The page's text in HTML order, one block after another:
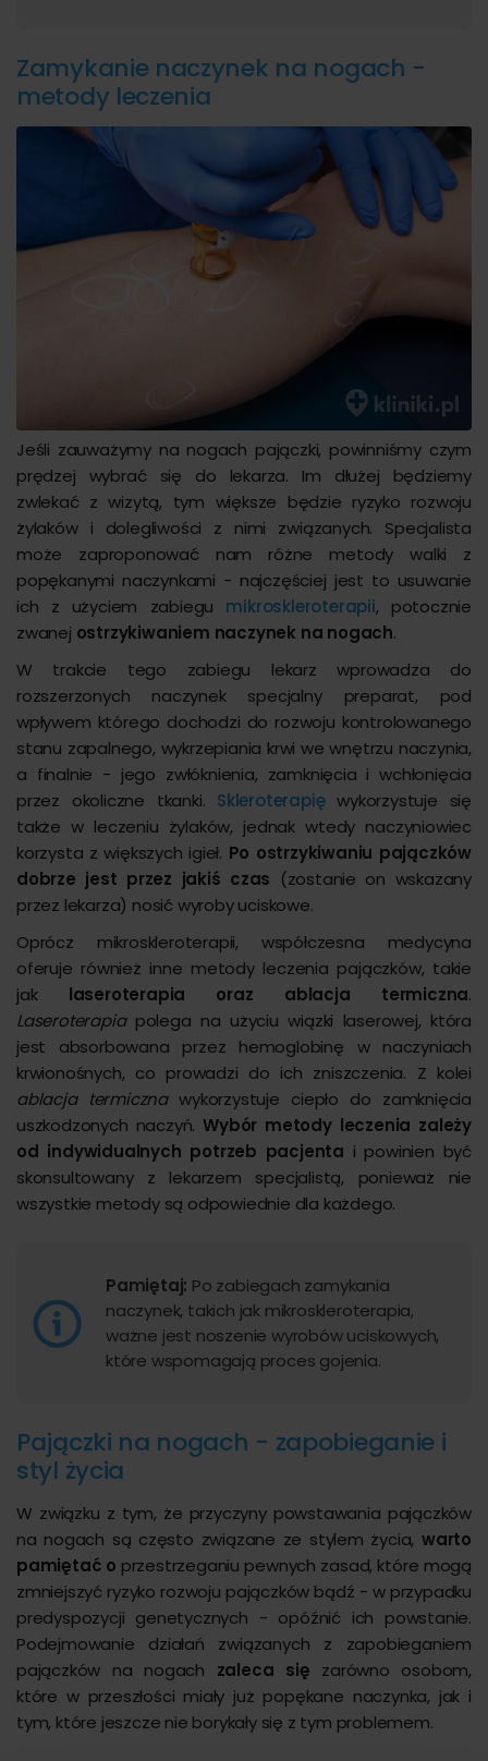
Zamykanie naczynek na nogach -
metody leczenia
Jeśli zauważymy na nogach pajączki, powinniśmy czym
prędzej wybrać się do lekarza. Im dłużej będziemy
zwlekać z wizytą, tym większe będzie ryzyko rozwoju
żylaków i dolegliwości z nimi związanych. Specjalista
może zaproponować nam różne metody walki z
popękanymi naczynkami - najczęściej jest to usuwanie
ich z użyciem zabiegu mikroskleroterapii, potocznie
zwanej ostrzykiwaniem naczynek na nogach.
W trakcie tego zabiegu lekarz wprowadza do
rozszerzonych naczynek specjalny preparat, pod
wpływem którego dochodzi do rozwoju kontrolowanego
stanu zapalnego, wykrzepiania krwi we wnętrzu naczynia,
a finalnie - jego zwłóknienia, zamknięcia i wchłonięcia
przez okoliczne tkanki. Skleroterapięwykorzystuje się
także w leczeniu żylaków, jednak wtedy naczyniowiec
korzysta z większych igieł. Po ostrzykiwaniu pajączków
dobrze jest przez jakiś czas (zostanie on wskazany
przez lekarza) nosić wyroby uciskowe.
Oprócz mikroskleroterapii, współczesna medycyna
oferuje również inne metody leczenia pajączków, takie
jak laseroterapia oraz ablacja termiczna.
Laseroterapiapolega na użyciu wiązki laserowej, która
jest absorbowana przez hemoglobinę w naczyniach
krwionośnych, co prowadzi do ich zniszczenia. Z kolei
ablacja termicznawykorzystuje ciepło do zamknięcia
uszkodzonych naczyń.Wybór metody leczenia zależy
od indywidualnych potrzeb pacjenta i powinien być
skonsultowany z lekarzem specjalistą, ponieważ nie
wszystkie metody są odpowiednie dla każdego.
Pamiętaj: Po zabiegach zamykania
naczynek, takich jak mikroskleroterapia,
ważne jest noszenie wyrobów uciskowych,
które wspomagają proces gojenia.
Pajączki na nogach - zapobieganie i
styl życia
W związku z tym, że przyczyny powstawania pajączków
na nogach są często związane ze stylem życia, warto
pamiętać o przestrzeganiu pewnych zasad, które mogą
zmniejszyć ryzyko rozwoju pajączków bądź - w przypadku
predyspozycji genetycznych - opóźnić ich powstanie.
Podejmowanie działań związanych z zapobieganiem
pajączków na nogach zaleca się zarówno osobom,
które w przeszłości miały już popękane naczynka, jak i
tym, które jeszcze nie borykały się z tym problemem.